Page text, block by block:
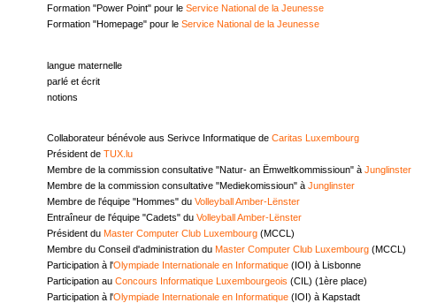
Formation "Power Point" pour le Service National de la Jeunesse
Formation "Homepage" pour le Service National de la Jeunesse
langue maternelle
parlé et écrit
notions
Collaborateur bénévole aus Serivce Informatique de Caritas Luxembourg
Président de TUX.lu
Membre de la commission consultative "Natur- an Ëmweltkommissioun" à Junglinster
Membre de la commission consultative "Mediekomissioun" à Junglinster
Membre de l'équipe "Hommes" du Volleyball Amber-Lënster
Entraîneur de l'équipe "Cadets" du Volleyball Amber-Lënster
Président du Master Computer Club Luxembourg (MCCL)
Membre du Conseil d'administration du Master Computer Club Luxembourg (MCCL)
Participation à l'Olympiade Internationale en Informatique (IOI) à Lisbonne
Participation au Concours Informatique Luxembourgeois (CIL) (1ère place)
Participation à l'Olympiade Internationale en Informatique (IOI) à Kapstadt